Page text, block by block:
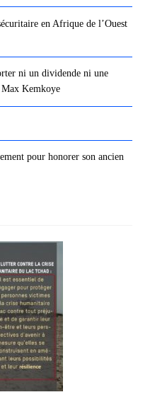
en Afrique de l’Ouest
ni un dividende ni une
Kemkoye
pour honorer son ancien